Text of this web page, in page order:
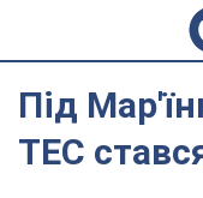
Під
ТЕС